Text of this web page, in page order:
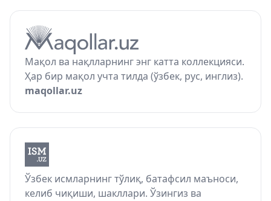
Мақол ва нақлларнинг энг катта коллекцияси.
Ҳар бир мақол учта тилда (ўзбек, рус, инглиз).
maqollar.uz
Ўзбек исмларнинг тўлиқ, батафсил маъноси,
келиб чиқиши, шакллари. Ўзингиз ва